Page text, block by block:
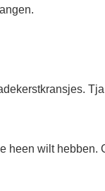
heen wilt hebben.